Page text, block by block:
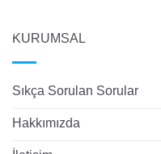
KURUMSAL
Sıkça Sorulan Sorular
Hakkımızda